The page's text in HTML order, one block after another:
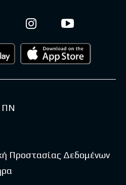
ΠΝ
Προστασίας Δεδομένων